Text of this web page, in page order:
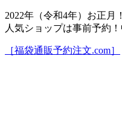
2022年（令和4年）お正月
人気ショップは事前予約
［福袋通販予約注文.com］